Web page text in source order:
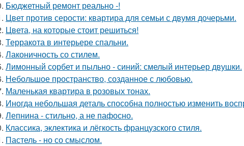
Бюджетный ремонт реально -!
Цвет против серости: квартира для семьи с двумя дочерьми.
Цвета, на которые стоит решиться!
Терракота в интерьере спальни.
Лаконичность со стилем.
Лимонный сорбет и пыльно - синий: смелый интерьер двушки.
Небольшое пространство, созданное с любовью.
Маленькая квартира в розовых тонах.
Иногда небольшая деталь способна полностью изменить
Лепнина - стильно, а не пафосно.
Классика, эклектика и лёгкость французского стиля.
Пастель - но со смыслом.